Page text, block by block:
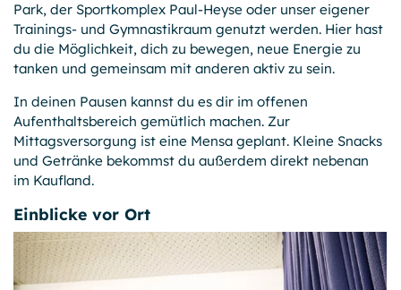
Park, der Sport­komplex Paul-Heyse oder unser eigener
Trainings- und Gymnastik­raum genutzt werden. Hier hast
du die Möglichkeit, dich zu bewegen, neue Energie zu
tanken und gemeinsam mit anderen aktiv zu sein.
In deinen Pausen kannst du es dir im offenen
Aufenthalts­bereich gemütlich machen. Zur
Mittagsversorgung ist eine Mensa geplant. Kleine Snacks
und Getränke bekommst du außerdem direkt nebenan
im Kaufland.
Einblicke vor Ort
Zweck:
Dieser Cookie speichert die ausgewählten Einverständnis-
Optionen bzgl. der Cookie-Nutzung
1 Jahr
OPTIONALE COOKIES
Wir nutzen Analyse-Tools, um vollständig anonyme
Daten über die Nutzung dieser Website zu erfassen.
Diese helfen uns bei der Weiterentwicklung unseres
Angebots.